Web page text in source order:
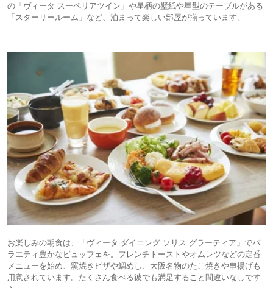
の「ヴィータ スーペリアツイン」や星柄の壁紙や星型のテーブルがある
「スターリールーム」など、泊まって楽しい部屋が揃っています。
お楽しみの朝食は、「ヴィータ ダイニング ソリス グラーティア」でバ
ラエティ豊かなビュッフェを。フレンチトーストやオムレツなどの定番
メニューを始め、窯焼きピザや鯛めし、大阪名物のたこ焼きや串揚げも
用意されています。たくさん食べる彼でも満足すること間違いなしです